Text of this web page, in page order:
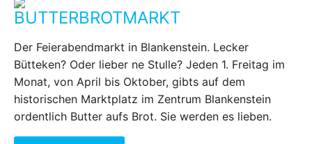
BUTTERBROTMARKT
Der Feierabendmarkt in Blankenstein. Lecker
Bütteken? Oder lieber ne Stulle? Jeden 1. Freitag im
Monat, von April bis Oktober, gibts auf dem
historischen Marktplatz im Zentrum Blankenstein
ordentlich Butter aufs Brot. Sie werden es lieben.